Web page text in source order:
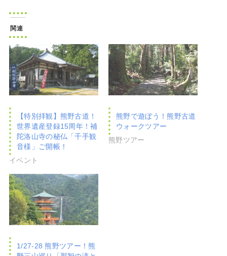
関連
【特別拝観】熊野古道！
世界遺産登録15周年！補
陀洛山寺の秘仏「千手観
音様」ご開帳！
イベント
熊野で遊ぼう！熊野古道
ウォークツアー
熊野ツアー
1/27-28 熊野ツアー！熊